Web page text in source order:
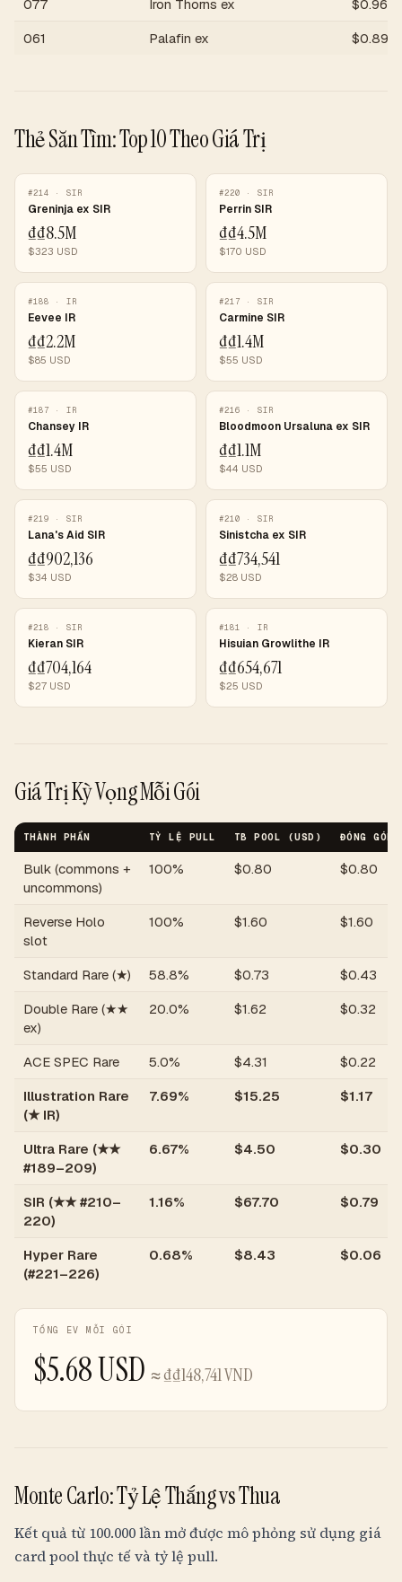
077 Iron Thorns ex $0.96
061
Palafin ex $0.89
Thẻ Săn Tìm: Top 10 Theo Giá Trị
#214 · SIR
Greninja ex SIR
₫₫8.5M
$323 USD
#220 · SIR
Perrin SIR
₫₫4.5M
$170 USD
#188 · IR
Eevee IR
₫₫2.2M
$85 USD
#217 · SIR
Carmine SIR
₫₫1.4M
$55 USD
#187 · IR
Chansey IR
₫₫1.4M
$55 USD
#216 · SIR
Bloodmoon Ursaluna ex SIR
₫₫1.1M
$44 USD
#219 · SIR
Lana's Aid SIR
₫₫902,136
$34 USD
#210 · SIR
Sinistcha ex SIR
₫₫734,541
$28 USD
#218 · SIR
Kieran SIR
₫₫704,164
$27 USD
#181 · IR
Hisuian Growlithe IR
₫₫654,671
$25 USD
Giá Trị Kỳ Vọng Mỗi Gói
THÀNH PHẦN TỶ LỆ PULL TB POOL (USD) ĐÓNG GÓP
Bulk (commons +
uncommons)
100% $0.80 $0.80
Reverse Holo
slot
100% $1.60 $1.60
Standard Rare (★) 58.8% $0.73 $0.43
Double Rare (★★
ex)
20.0% $1.62 $0.32
ACE SPEC Rare 5.0% $4.31 $0.22
Illustration Rare
(★ IR)
7.69% $15.25 $1.17
Ultra Rare (★★
#189–209)
6.67% $4.50 $0.30
SIR (★★ #210–
220)
1.16% $67.70 $0.79
Hyper Rare
(#221–226)
0.68% $8.43 $0.06
TỔNG EV MỖI GÓI
$5.68USD ≈₫₫148,741VND
Monte Carlo: Tỷ Lệ Thắng vs Thua
Kết quả từ 100.000 lần mở được mô phỏng sử dụng giá
card pool thực tế và tỷ lệ pull.